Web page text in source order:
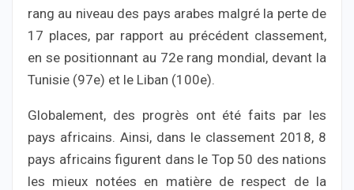
rang au niveau des pays arabes malgré la perte de
17 places, par rapport au précédent classement,
en se positionnant au 72e rang mondial, devant la
Tunisie (97e) et le Liban (100e).
Globalement, des progrès ont été faits par les
pays africains. Ainsi, dans le classement 2018, 8
pays africains figurent dans le Top 50 des nations
les mieux notées en matière de respect de la